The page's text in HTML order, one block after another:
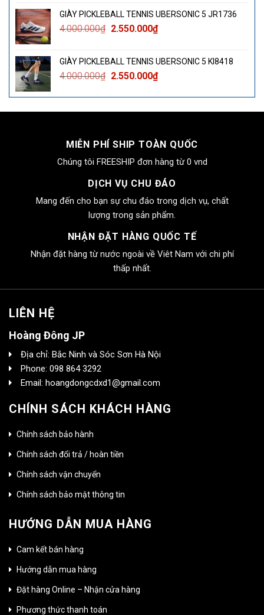
4.000.000₫.là:
2.550.000₫.
GIÀY PICKLEBALL TENNIS UBERSONIC 5 JR1736
4.000.000₫ Giá
4.000.000₫.
2.550.000₫Giá
là:
2.550.000₫.
GIÀY PICKLEBALL TENNIS UBERSONIC 5 KI8418
4.000.000₫ Giá
là:
4.000.000₫.
2.550.000₫Giá
tại
là:
MIỄN PHÍ SHIP TOÀN QUỐC
Chúng tôi FREESHIP đơn hàng từ 0 vnd
DỊCH VỤ CHU ĐÁO
Mang đến cho bạn sự chu đáo trong dịch vụ, chất
lượng trong sản phẩm.
NHẬN ĐẶT HÀNG QUỐC TẾ
Nhận đặt hàng từ nước ngoài về Viêt Nam với chi phí
thấp nhất.
LIÊN HỆ
Hoàng Đông JP
Địa chỉ: Bắc Ninh và Sóc Sơn Hà Nội
Phone: 098 864 3292
Email: hoangdongcdxd1@gmail.com
CHÍNH SÁCH KHÁCH HÀNG
Chính sách bảo hành
Chính sách đổi trả / hoàn tiền
Chính sách vận chuyển
Chính sách bảo mật thông tin
HƯỚNG DẪN MUA HÀNG
Cam kết bán hàng
Hướng dẫn mua hàng
Đặt hàng Online – Nhận cửa hàng
Phương thức thanh toán